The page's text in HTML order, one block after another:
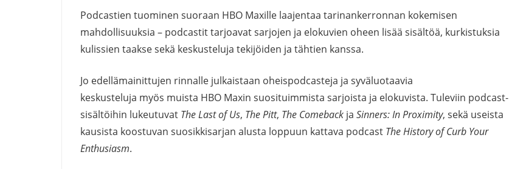
Podcastien tuominen suoraan HBO Maxille laajentaa tarinankerronnan kokemisen
mahdollisuuksia – podcastit tarjoavat sarjojen ja elokuvien oheen lisää sisältöä, kurkistuksia
kulissien taakse sekä keskusteluja tekijöiden ja tähtien kanssa.
Jo edellämainittujen rinnalle julkaistaan oheispodcasteja ja syväluotaavia
keskusteluja myös muista HBO Maxin suosituimmista sarjoista ja elokuvista. Tuleviin podcast-
sisältöihin lukeutuvat The Last of Us, The Pitt, The Comeback ja Sinners: In Proximity, sekä useista
kausista koostuvan suosikkisarjan alusta loppuun kattava podcast The History of Curb Your
Enthusiasm.